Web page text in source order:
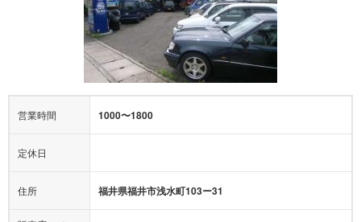
営業時間 1000〜1800
定休日
住所 福井県福井市浅水町103ー31